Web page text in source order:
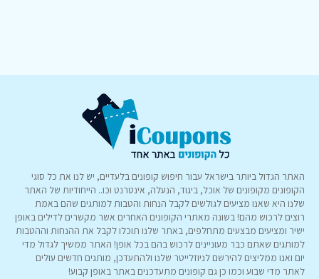
האתר הגדול ביותר בישראל עבור חיפוש קופונים בלעדיים, יש לנו את כל סוגי
הקופונים מקופונים של אוכל, ביגוד, הנעלה, אינטרנט וכו.. הייחודיות של האתר
שלנו היא שאנו מציעים לגולשים לקבל הנחות והטבות למותגים שהם באמת
רוצים לרכוש מהם! בשונה מאתרי הקופונים האחרים אשר מקשרים לדילים באופן
ישיר ומציעים מבצעים מתחלפים, באתר שלנו תוכלו לקבל את ההנחות וההטבות
למותגים שאתם כבר מעוניינים לרכוש בהם בכל אופן! האתר ממשיך לגדול מדי
יום ואנו ממליצים להירשם לניוזלייטר שלנו ולהתעדכן, מותגים חדשים עולים
לאתר מדי שבוע וכמו כן גם קופונים מתעדכנים באתר באופן קבוע!